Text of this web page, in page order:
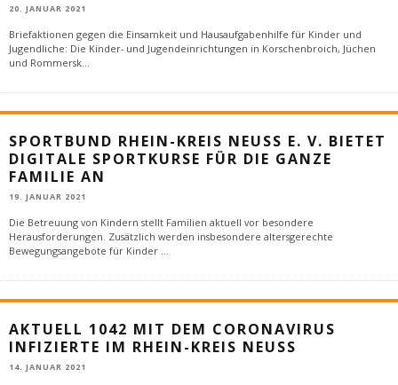
20. JANUAR 2021
Briefaktionen gegen die Einsamkeit und Hausaufgabenhilfe für Kinder und
Jugendliche: Die Kinder- und Jugendeinrichtungen in Korschenbroich, Jüchen
und Rommersk...
SPORTBUND RHEIN-KREIS NEUSS E. V. BIETET
DIGITALE SPORTKURSE FÜR DIE GANZE
FAMILIE AN
19. JANUAR 2021
Die Betreuung von Kindern stellt Familien aktuell vor besondere
Herausforderungen. Zusätzlich werden insbesondere altersgerechte
Bewegungsangebote für Kinder ...
AKTUELL 1042 MIT DEM CORONAVIRUS
INFIZIERTE IM RHEIN-KREIS NEUSS
14. JANUAR 2021